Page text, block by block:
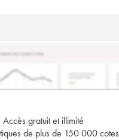
Accès gratuit et illimité
de plus de 150 000 cotes